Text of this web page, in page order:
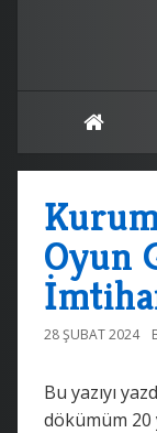
Oyun
28 ŞUBAT 2024
Bu yazıyı
dökümüm 20